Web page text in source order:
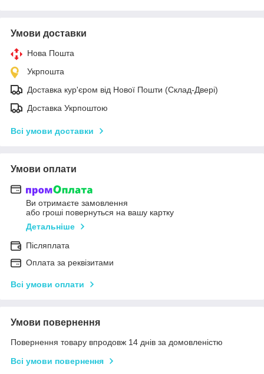
Умови доставки
Нова Пошта
Укрпошта
Доставка кур'єром від Нової Пошти (Склад-Двері)
Доставка Укрпоштою
Всі умови доставки
Умови оплати
Ви отримаєте замовлення
або гроші повернуться на вашу картку
Детальніше
Післяплата
Оплата за реквізитами
Всі умови оплати
Умови повернення
Повернення товару впродовж 14 днів за домовленістю
Всі умови повернення